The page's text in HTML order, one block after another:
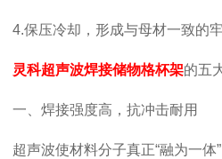
4.保压冷却，形成与母材一致的
灵科超声波焊接储物格杯架的五
一、焊接强度高，抗冲击耐用
超声波使材料分子真正“融为一体